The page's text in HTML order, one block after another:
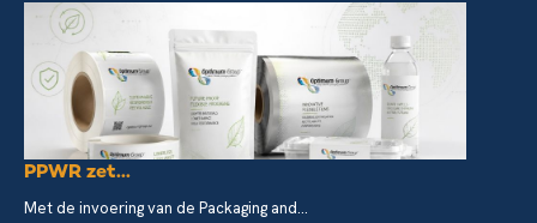
PPWR zet...
Met de invoering van de Packaging and...